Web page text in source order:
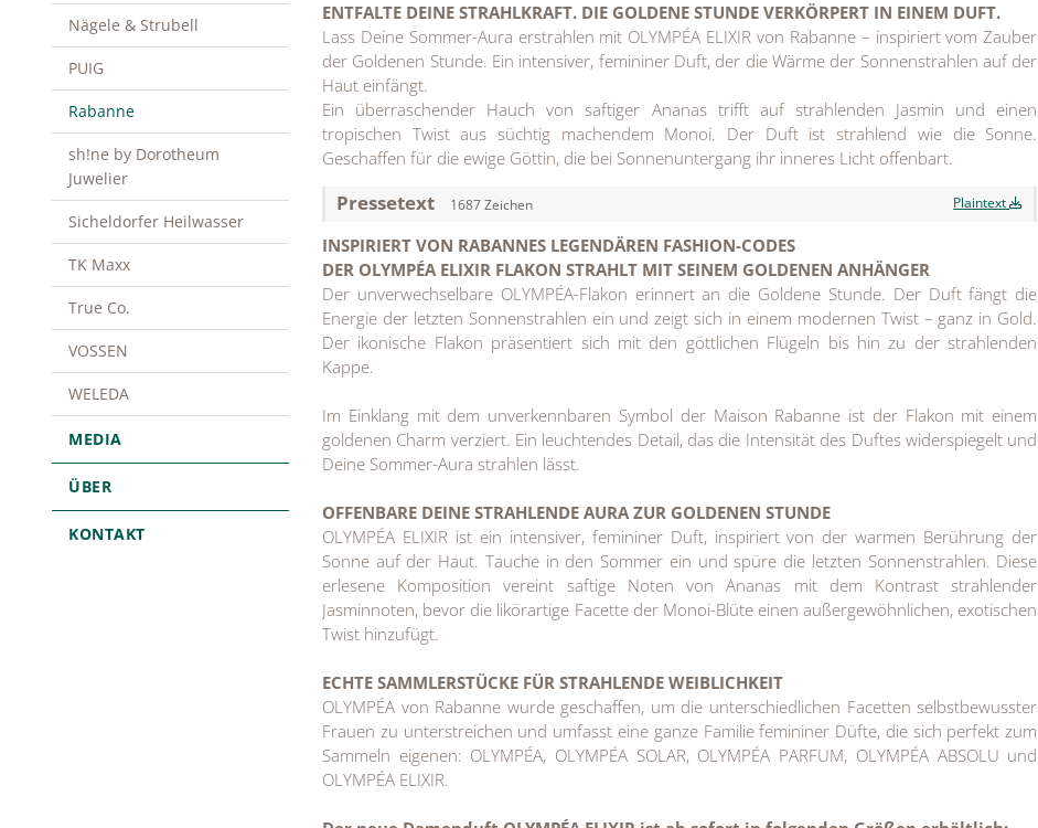
Nägele & Strubell
PUIG
Rabanne
sh!ne by Dorotheum
Juwelier
Sicheldorfer Heilwasser
TK Maxx
True Co.
VOSSEN
WELEDA
MEDIA
ÜBER
KONTAKT
ENTFALTE DEINE STRAHLKRAFT. DIE GOLDENE STUNDE VERKÖRPERT IN EINEM DUFT.
Lass Deine Sommer-Aura erstrahlen mit OLYMPÉA ELIXIR von Rabanne – inspiriert vom Zauber
der Goldenen Stunde. Ein intensiver, femininer Duft, der die Wärme der Sonnenstrahlen auf der
Haut einfängt.
Ein überraschender Hauch von saftiger Ananas trifft auf strahlenden Jasmin und einen
tropischen Twist aus süchtig machendem Monoi. Der Duft ist strahlend wie die Sonne.
Geschaffen für die ewige Göttin, die bei Sonnenuntergang ihr inneres Licht offenbart.
Pressetext 1687 Zeichen Plaintext
INSPIRIERT VON RABANNES LEGENDÄREN FASHION-CODES
DER OLYMPÉA ELIXIR FLAKON STRAHLT MIT SEINEM GOLDENEN ANHÄNGER
Der unverwechselbare OLYMPÉA-Flakon erinnert an die Goldene Stunde. Der Duft fängt die
Energie der letzten Sonnenstrahlen ein und zeigt sich in einem modernen Twist – ganz in Gold.
Der ikonische Flakon präsentiert sich mit den göttlichen Flügeln bis hin zu der strahlenden
Kappe.
Im Einklang mit dem unverkennbaren Symbol der Maison Rabanne ist der Flakon mit einem
goldenen Charm verziert. Ein leuchtendes Detail, das die Intensität des Duftes widerspiegelt und
Deine Sommer-Aura strahlen lässt.
OFFENBARE DEINE STRAHLENDE AURA ZUR GOLDENEN STUNDE
OLYMPÉA ELIXIR ist ein intensiver, femininer Duft, inspiriert von der warmen Berührung der
Sonne auf der Haut. Tauche in den Sommer ein und spüre die letzten Sonnenstrahlen. Diese
erlesene Komposition vereint saftige Noten von Ananas mit dem Kontrast strahlender
Jasminnoten, bevor die likörartige Facette der Monoi-Blüte einen außergewöhnlichen, exotischen
Twist hinzufügt.
ECHTE SAMMLERSTÜCKE FÜR STRAHLENDE WEIBLICHKEIT
OLYMPÉA von Rabanne wurde geschaffen, um die unterschiedlichen Facetten selbstbewusster
Frauen zu unterstreichen und umfasst eine ganze Familie femininer Düfte, die sich perfekt zum
Sammeln eigenen: OLYMPÉA, OLYMPÉA SOLAR, OLYMPÉA PARFUM, OLYMPÉA ABSOLU und
OLYMPÉA ELIXIR.